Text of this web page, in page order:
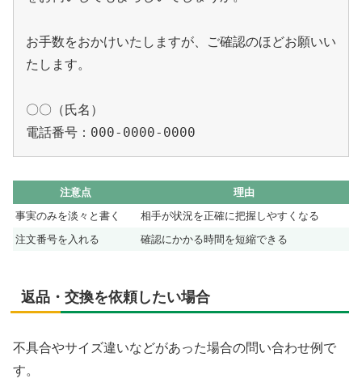
お手数をおかけいたしますが、ご確認のほどお願いい
たします。
〇〇（氏名）
注意点
理由
事実のみを淡々と書く
相手が状況を正確に把握しやすくなる
注文番号を入れる
確認にかかる時間を短縮できる
返品・交換を依頼したい場合
不具合やサイズ違いなどがあった場合の問い合わせ例で
す。